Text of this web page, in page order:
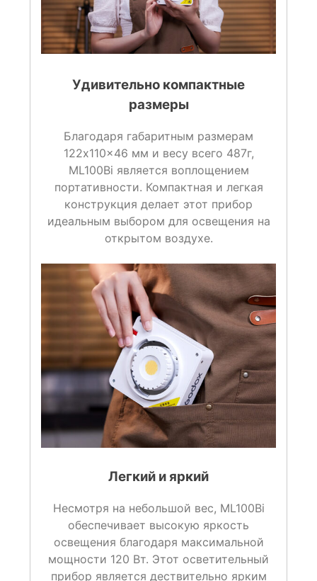
Удивительно компактные
размеры
Благодаря габаритным размерам
122x110x46 мм и весу всего 487г,
ML100Bi является воплощением
портативности. Компактная и легкая
конструкция делает этот прибор
идеальным выбором для освещения на
открытом воздухе.
Легкий и яркий
Несмотря на небольшой вес, ML100Bi
обеспечивает высокую яркость
освещения благодаря максимальной
мощности 120 Вт. Этот осветительный
прибор является дествительно ярким